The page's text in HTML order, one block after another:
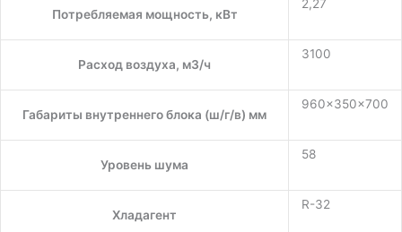
Потребляемая мощность, кВт
2,27
Расход воздуха, м3/ч
3100
Габариты внутреннего блока (ш/г/в) мм
960×350×700
Уровень шума
58
Хладагент
R-32